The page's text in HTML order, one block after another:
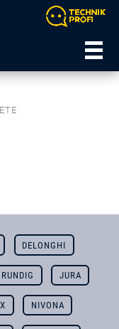
DELONGHI
JURA
NIVONA